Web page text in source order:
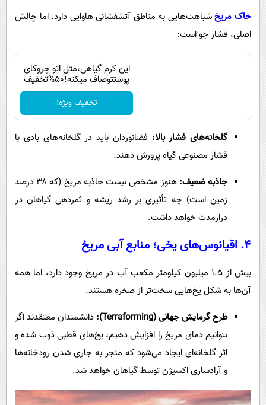
خاک مریخشباهت‌هایی به مناطق آتشفشانی هاوایی دارد. اما چالش
اصلی، فشار جو است:
این کرم گیاهی،مثل اتو چروکای
پوستتوصاف میکنه!50%تخفیف
تخفیف ویژه!
گلخانه‌های فشار بالا: فضانوردان باید در گلخانه‌های بادی با
فشار مصنوعی گیاه پرورش دهند.
جاذبه ضعیف:
هنوز مشخص نیست جاذبه مریخ (که ۳۸ درصد
زمین است) چه تأثیری بر رشد ریشه و ثمردهی گیاهان در
درازمدت خواهد داشت.
۴. اقیانوس‌های یخی؛ منابع آبی مریخ
بیش از ۱.۵ میلیون کیلومتر مکعب آب در مریخ وجود دارد، اما همه
آن‌ها به شکل یخ‌هایی سخت‌تر از صخره هستند.
طرح گرمایش جهانی (Terraforming):
دانشمندان معتقدند اگر
بتوانیم دمای مریخ را افزایش دهیم، یخ‌های قطبی ذوب شده و
اثر گلخانه‌ای ایجاد می‌شود که منجر به جاری شدن رودخانه‌ها
و آزادسازی اکسیژن توسط گیاهان خواهد شد.